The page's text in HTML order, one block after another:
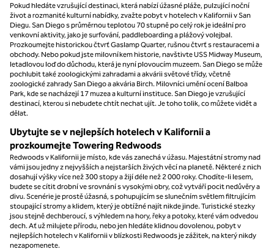
Pokud hledáte vzrušující destinaci, která nabízí úžasné pláže, pulzující noční
život a rozmanité kulturní nabídky, zvažte pobyt v hotelech v Kalifornii v San
Diegu. San Diego s průměrnou teplotou 70 stupně po celý rok je ideální pro
venkovní aktivity, jako je surfování, paddleboarding a plážový volejbal.
Prozkoumejte historickou čtvrť Gaslamp Quarter, rušnou čtvrť s restauracemi a
obchody. Nebo pokud jste milovníkem historie, navštivte USS Midway Museum,
letadlovou loď do důchodu, která je nyní plovoucím muzeem. San Diego se může
pochlubit také zoologickými zahradami a akvárii světové třídy, včetně
zoologické zahrady San Diego a akvária Birch. Milovníci umění ocení Balboa
Park, kde se nacházejí 17 muzea a kulturní instituce. San Diego je vzrušující
destinací, kterou si nebudete chtít nechat ujít. Je toho tolik, co můžete vidět a
dělat.
Ubytujte se v nejlepších hotelech v Kalifornii a
prozkoumejte Towering Redwoods
Redwoods v Kalifornii je místo, kde vás zanechá v úžasu. Majestátní stromy nad
vámi jsou jedny z nejvyšších a nejstarších živých věcí na planetě. Některé z nich
dosahují výšky více než 300 stopy a žijí déle než 2 000 roky. Chodíte-li lesem,
budete se cítit drobní ve srovnání s vysokými obry, což vytváří pocit nedůvěry a
divu. Scenérie je prostě úžasná, s pohupujícím se slunečním světlem filtrujícím
stoupající stromy a klidem, který je obtížné najít nikde jinde. Turistické stezky
jsou stejně dechberoucí, s výhledem na hory, řeky a potoky, které vám odvedou
dech. Ať už milujete přírodu, nebo jen hledáte klidnou dovolenou, pobyt v
nejlepších hotelech v Kalifornii v blízkosti Redwoods je zážitek, na který nikdy
nezapomenete.